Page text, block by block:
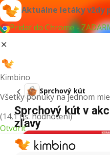
Aktuálne letáky vždy
Pridať do Chrome -
Kimbino
Všetky ponuky na jednom
(14,1 tis. hodnotení)
Otvoriť
Sprchový kút
Sprchový kút v
zľavy